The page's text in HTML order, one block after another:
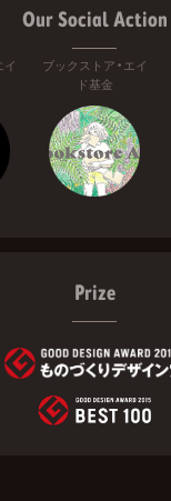
Our Social Action
イ
ブックストア・エイ
ド基金
Prize